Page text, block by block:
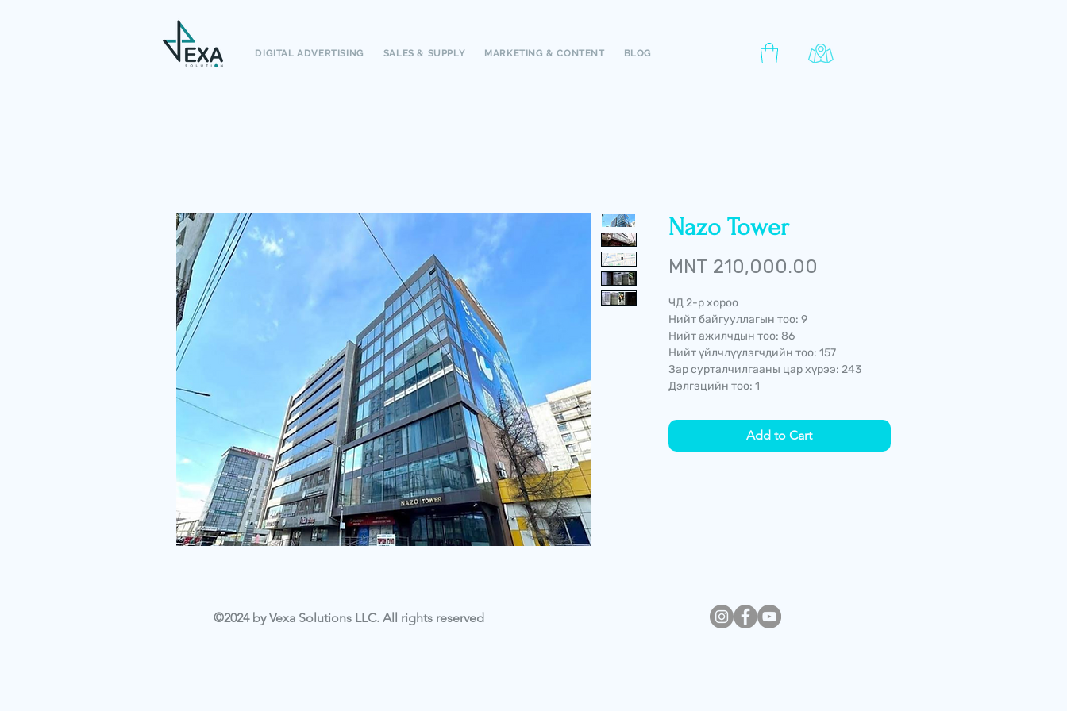
DIGITAL ADVERTISING SALES & SUPPLY MARKETING & CONTENT BLOG
Nazo Tower
MNT 210,000.00
ЧД 2-р хороо
Нийт байгууллагын тоо: 9
Нийт ажилчдын тоо: 86
Нийт үйлчлүүлэгчдийн тоо: 157
Зар сурталчилгааны цар хүрээ: 243
Дэлгэцийн тоо: 1
Add to Cart
©2024 by Vexa Solutions LLC. All rights reserved